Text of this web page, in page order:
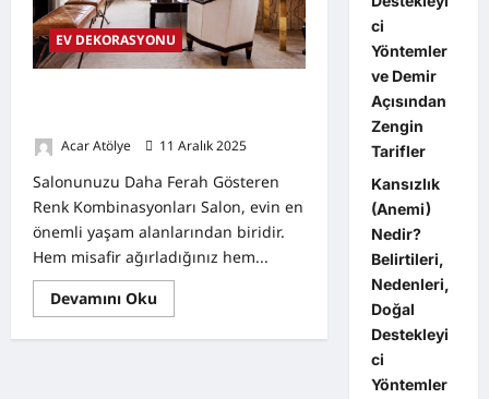
EV DEKORASYONU
Acar Atölye
11 Aralık 2025
Salonunuzu Daha Ferah Gösteren
Renk Kombinasyonları Salon, evin en
önemli yaşam alanlarından biridir.
Hem misafir ağırladığınız hem...
Devamını Oku
more
Salonunuzu
ci
Yöntemler
ve Demir
Açısından
Zengin
Tarifler
Kansızlık
(Anemi)
Nedir?
Belirtileri,
Nedenleri,
Doğal
Destekleyi
ci
Yöntemler